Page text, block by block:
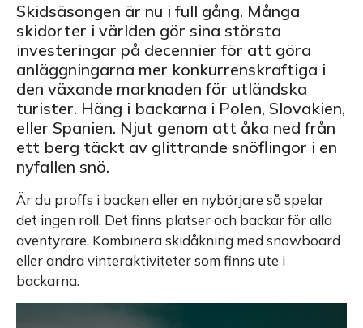
Skidsäsongen är nu i full gång. Många
skidorter i världen gör sina största
investeringar på decennier för att göra
anläggningarna mer konkurrenskraftiga i
den växande marknaden för utländska
turister. Häng i backarna i Polen, Slovakien,
eller Spanien. Njut genom att åka ned från
ett berg täckt av glittrande snöflingor i en
nyfallen snö.
Är du proffs i backen eller en nybörjare så spelar
det ingen roll. Det finns platser och backar för alla
äventyrare. Kombinera skidåkning med snowboard
eller andra vinteraktiviteter som finns ute i
backarna.